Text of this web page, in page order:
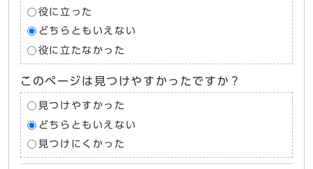
役に立った
どちらともいえない
役に立たなかった
このページは見つけやすかったですか？
見つけやすかった
どちらともいえない
見つけにくかった